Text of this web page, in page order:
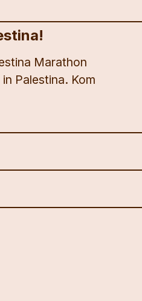
Marathon
Palestina. Kom